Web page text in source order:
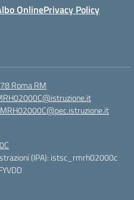
OnlinePrivacy Policy
Roma RM
(IPA): istsc_rmrh02000c